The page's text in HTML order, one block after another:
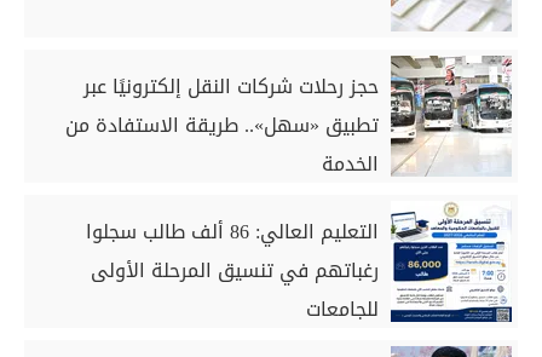
حجز رحلات شركات النقل إلكترونيًا عبر
تطبيق «سهل».. طريقة الاستفادة من
الخدمة
التعليم العالي: 86 ألف طالب سجلوا
رغباتهم في تنسيق المرحلة الأولى
للجامعات